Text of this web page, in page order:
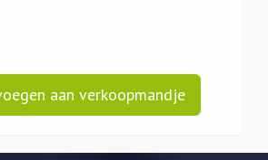
aan verkoopmandje